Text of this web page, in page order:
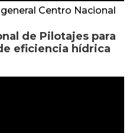
Centro Nacional
de Pilotajes para
eficiencia hídrica